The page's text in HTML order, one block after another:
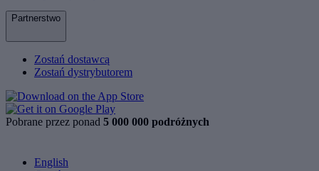
Partnerstwo
Zostań dostawcą
Zostań dystrybutorem
Pobrane przez ponad 5 000 000 podróżnych
English